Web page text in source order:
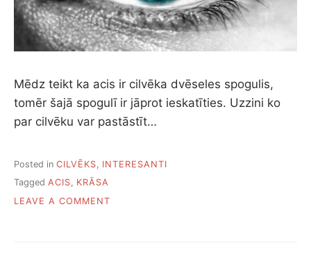
Mēdz teikt ka acis ir cilvēka dvēseles spogulis,
tomēr šajā spogulī ir jāprot ieskatīties. Uzzini ko
par cilvēku var pastāstīt…
Posted in CILVĒKS, INTERESANTI
Tagged ACIS, KRĀSA
LEAVE A COMMENT